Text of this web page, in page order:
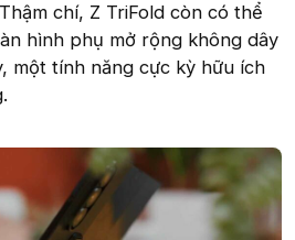
chí, Z TriFold còn có thể
hình phụ mở rộng không dây
một tính năng cực kỳ hữu ích